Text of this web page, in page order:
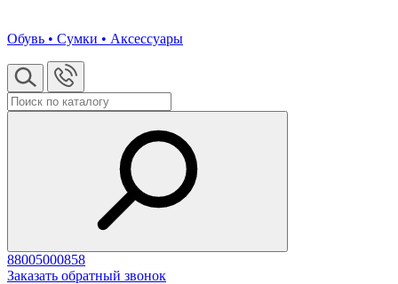
Обувь • Сумки • Аксессуары
88005000858
Заказать обратный звонок